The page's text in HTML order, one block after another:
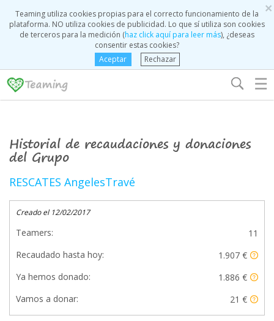
×
Teaming utiliza cookies propias para el correcto funcionamiento de la
plataforma. NO utiliza cookies de publicidad. Lo que sí utiliza son cookies
de terceros para la medición (haz click aquí para leer más), ¿deseas
consentir estas cookies?
Aceptar
Rechazar
☰
Historial de recaudaciones y donaciones
del Grupo
RESCATES AngelesTravé
Creado el 12/02/2017
Teamers:
11
Recaudado hasta hoy:
1.907 €
Ya hemos donado:
1.886 €
Vamos a donar:
21 €